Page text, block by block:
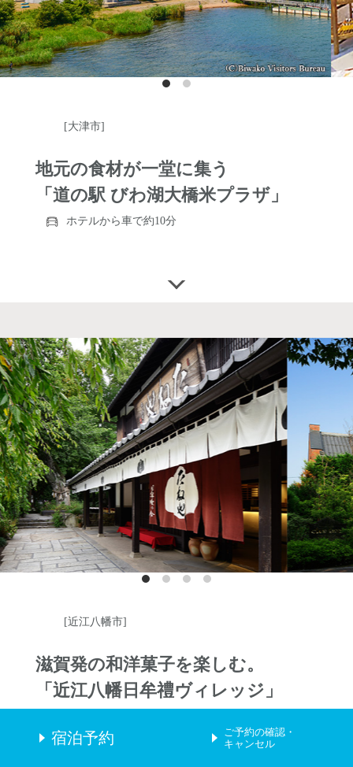
宿泊予約
ご予約の確認・
キャンセル
[大津市]
地元の食材が一堂に集う
「道の駅 びわ湖大橋米プラザ」
ホテルから車で約10分
https://kome-plaza.jp/
[近江八幡市]
滋賀発の和洋菓子を楽しむ。
「近江八幡日牟禮ヴィレッジ」